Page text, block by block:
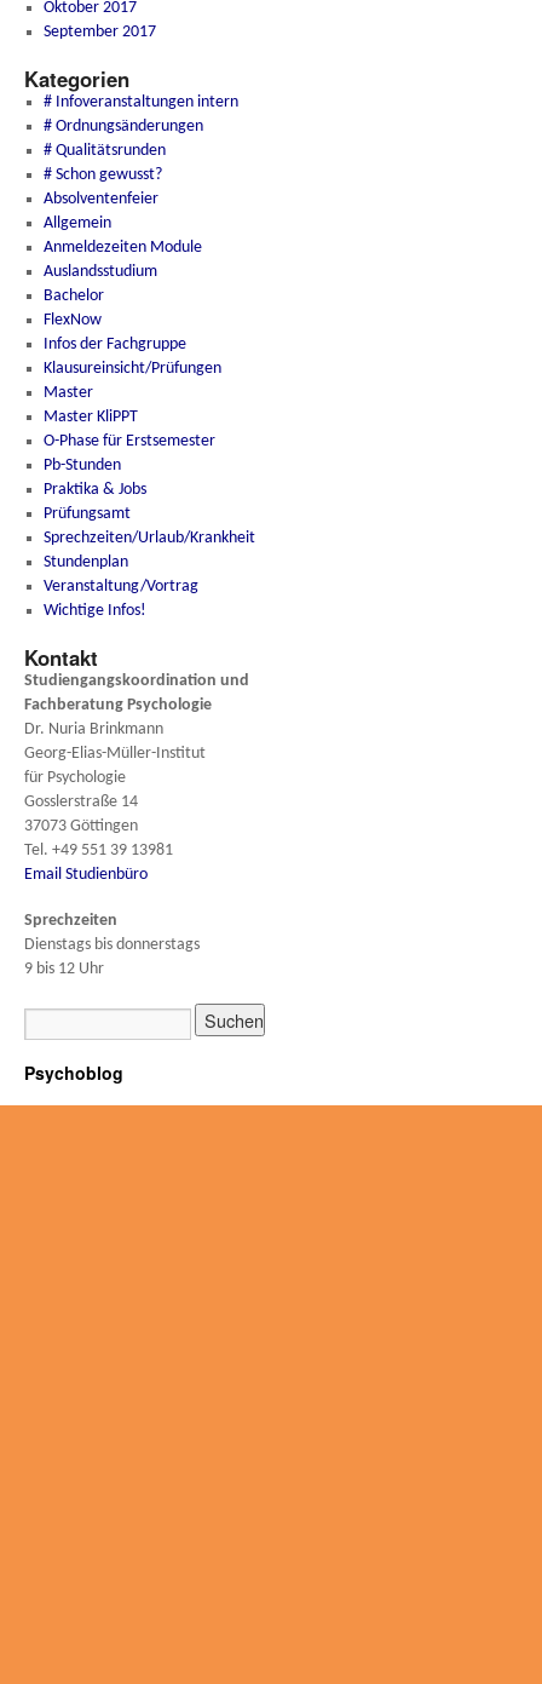
Oktober 2017
September 2017
Kategorien
# Infoveranstaltungen intern
# Ordnungsänderungen
# Qualitätsrunden
# Schon gewusst?
Absolventenfeier
Allgemein
Anmeldezeiten Module
Auslandsstudium
Bachelor
FlexNow
Infos der Fachgruppe
Klausureinsicht/Prüfungen
Master
Master KliPPT
O-Phase für Erstsemester
Pb-Stunden
Praktika & Jobs
Prüfungsamt
Sprechzeiten/Urlaub/Krankheit
Stundenplan
Veranstaltung/Vortrag
Wichtige Infos!
Kontakt
Studiengangskoordination und
Fachberatung Psychologie
Dr. Nuria Brinkmann
Georg-Elias-Müller-Institut
für Psychologie
Gosslerstraße 14
37073 Göttingen
Tel. +49 551 39 13981
Email Studienbüro
Sprechzeiten
Dienstags bis donnerstags
9 bis 12 Uhr
Psychoblog